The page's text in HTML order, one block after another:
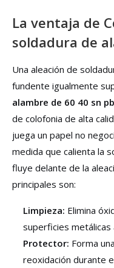
La ventaja de
soldadura de
Una aleación de
fundente igualmente
alambre de 60 40 sn pb
de colofonia de alta
juega un papel no
medida que calienta la
fluye delante de la
principales son:
Limpieza: Elimina
superficies metálicas
Protector: Forma
reoxidación durante